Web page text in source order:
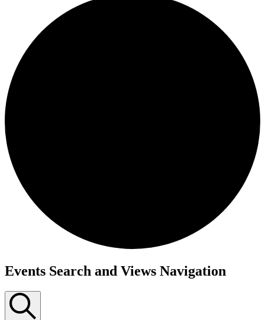
Events Search and Views Navigation